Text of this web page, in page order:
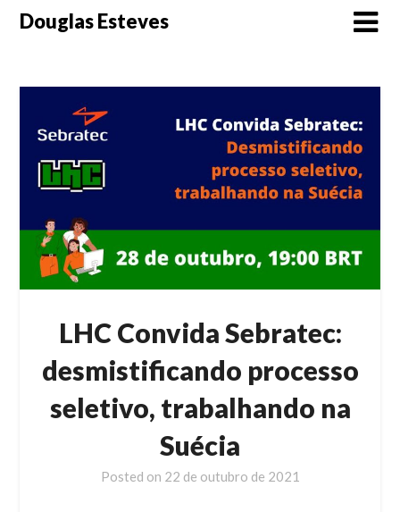
SkipDouglas Esteves
LHC Convida Sebratec:
desmistificando processo
seletivo, trabalhando na
Suécia
Posted on 22 de outubro de 2021